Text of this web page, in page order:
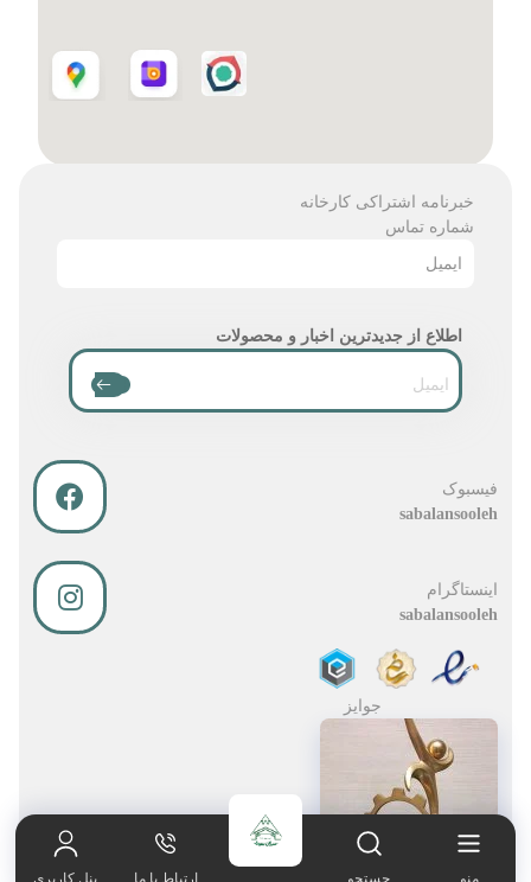
صفحه اصلی
021-65606180
منو جستجو ارتباط با ما پنل کاربری
خبرنامه اشتراکی کارخانه
شماره تماس
ایمیل
اطلاع از جدیدترین اخبار و محصولات
فیسبوک
sabalansooleh
اینستاگرام
sabalansooleh
جوایز